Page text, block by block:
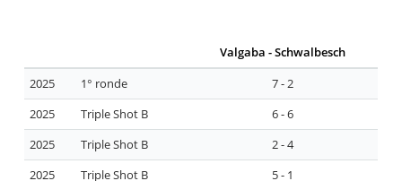
Valgaba - Schwalbesch
2025
1° ronde
7 - 2
2025
Triple Shot B
6 - 6
2025
Triple Shot B
2 - 4
2025
Triple Shot B
5 - 1